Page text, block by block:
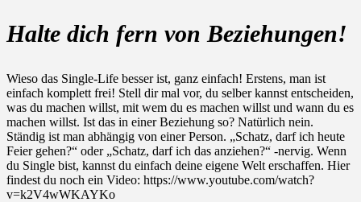
Halte dich fern von Beziehungen!
Wieso das Single-Life besser ist, ganz einfach! Erstens, man ist
einfach komplett frei! Stell dir mal vor, du selber kannst entscheiden,
was du machen willst, mit wem du es machen willst und wann du es
machen willst. Ist das in einer Beziehung so? Natürlich nein.
Ständig ist man abhängig von einer Person. „Schatz, darf ich heute
Feier gehen?“ oder „Schatz, darf ich das anziehen?“ -nervig. Wenn
du Single bist, kannst du einfach deine eigene Welt erschaffen. Hier
findest du noch ein Video: https://www.youtube.com/watch?
v=k2V4wWKAYKo